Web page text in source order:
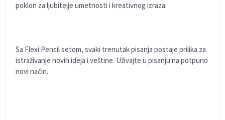
poklon za ljubitelje umetnosti i kreativnog izraza.
Sa Flexi Pencil setom, svaki trenutak pisanja postaje prilika za
istraživanje novih ideja i veštine. Uživajte u pisanju na potpuno
novi način.